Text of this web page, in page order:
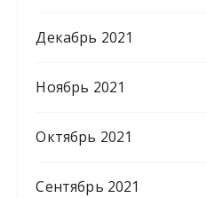
Декабрь 2021
Ноябрь 2021
Октябрь 2021
Сентябрь 2021